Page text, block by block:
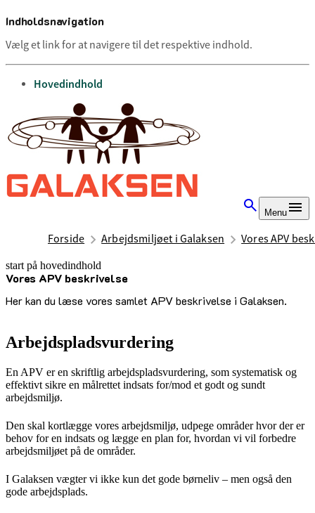
Indholdsnavigation
Vælg et link for at navigere til det respektive indhold.
gå til
Hovedindhold
Menu
Forside Arbejdsmiljøet i Galaksen Vores APV
start på hovedindhold
Vores APV beskrivelse
Her kan du læse vores samlet APV beskrivelse i Galaksen.
senest opdateret 9. december 2025
Arbejdspladsvurdering
En APV er en skriftlig arbejdspladsvurdering, som systematisk og
effektivt sikre en målrettet indsats for/mod et godt og sundt
arbejdsmiljø.
Den skal kortlægge vores arbejdsmiljø, udpege områder hvor der er
behov for en indsats og lægge en plan for, hvordan vi vil forbedre
arbejdsmiljøet på de områder.
I Galaksen vægter vi ikke kun det gode børneliv – men også den
gode arbejdsplads.